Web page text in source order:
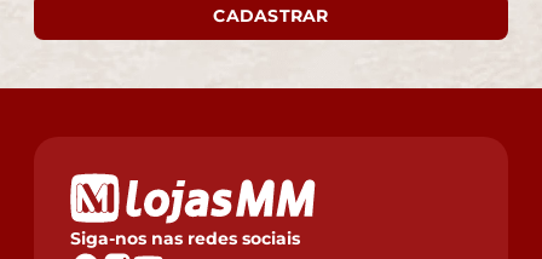
CADASTRAR
Siga-nos nas redes sociais